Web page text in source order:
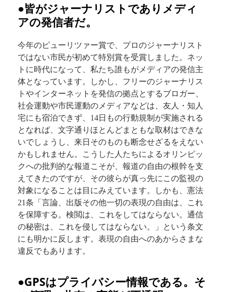
●皆がジャーナリストでありメディ
アの発信者だ。
今年のピューリツァー賞で、プロのジャーナリスト
ではない市民が初めて特別賞を受賞しました。ネッ
トに時代になって、私たち誰もがメディアの発信主
体となっています。しかし、フリーのジャーナリス
トやインターネットを発信の拠点とするブロガー、
社会運動や市民運動のメディアなどは、友人・知人
宅にも宿泊できず、14日もの行動規制が実施される
となれば、文字通りほとんどまともな取材はできな
いでしょうし、来日そのものも断念せざるをえない
かもしれません。こうした人たちによるオリンピッ
クへの批判的な報道こそが、報道の自由の根幹を支
えてきたのですが、その彼らが真っ先にこの監視の
対象になることは目にみえています。しかも、憲法
21条「言論、出版その他一切の表現の自由は、これ
を保障する。検閲は、これをしてはならない。通信
の秘密は、これを侵してはならない。」という条文
にも明かに反します。表現の自由へのあからさまな
違反でもあります。
●GPSはプライバシー情報である。そ